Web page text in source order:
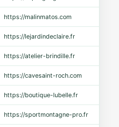
https://malinmatos.com
https://lejardindeclaire.fr
https://atelier-brindille.fr
https://cavesaint-roch.com
https://boutique-lubelle.fr
https://sportmontagne-pro.fr